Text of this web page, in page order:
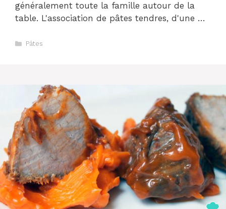
généralement toute la famille autour de la
table. L'association de pâtes tendres, d'une …
Catégories
Pâtes